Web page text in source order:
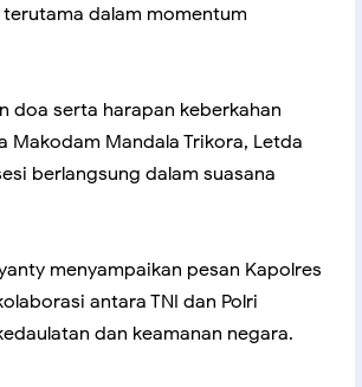
dalam momentum
doa serta harapan keberkahan
Makodam Mandala Trikora, Letda
berlangsung dalam suasana
menyampaikan pesan Kapolres
antara TNI dan Polri
dan keamanan negara.